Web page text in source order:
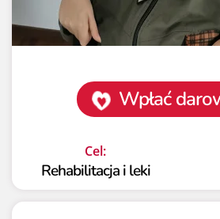
Wpłać
Cel:
Rehabilitacja i leki